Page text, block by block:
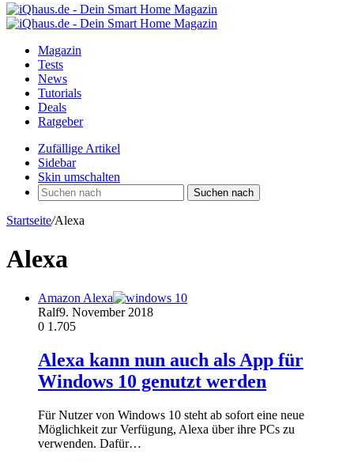
Magazin
Tests
News
Tutorials
Deals
Ratgeber
Zufällige Artikel
Sidebar
Skin umschalten
Suchen nach
Startseite/Alexa
Alexa
Amazon Alexa
Ralf9. November 2018
0 1.705
Alexa kann nun auch als App für
Windows 10 genutzt werden
Für Nutzer von Windows 10 steht ab sofort eine neue
Möglichkeit zur Verfügung, Alexa über ihre PCs zu
verwenden. Dafür…